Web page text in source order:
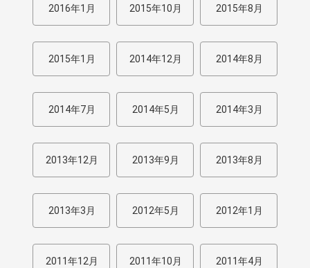
2016年1月 2015年10月 2015年8月
2015年1月 2014年12月 2014年8月
2014年7月 2014年5月 2014年3月
2013年12月 2013年9月 2013年8月
2013年3月 2012年5月 2012年1月
2011年12月 2011年10月 2011年4月